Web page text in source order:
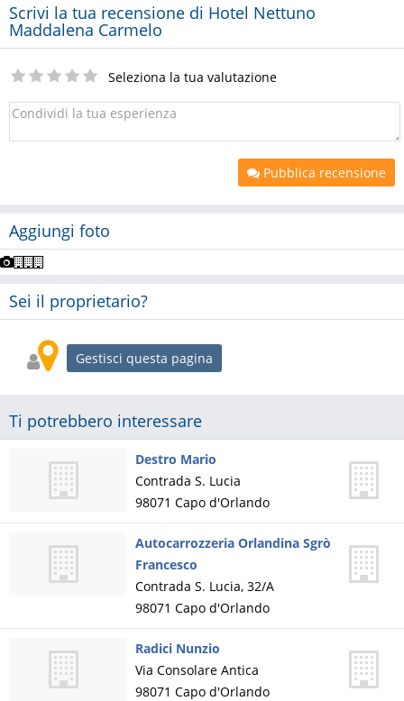
Scrivi la tua recensione di Hotel Nettuno
Maddalena Carmelo
Seleziona la tua valutazione
Pubblica recensione
Aggiungi foto
Sei il proprietario?
Gestisci questa pagina
Ti potrebbero interessare
Destro Mario
Contrada S. Lucia
98071 Capo d'Orlando
Autocarrozzeria Orlandina Sgrò
Francesco
Contrada S. Lucia, 32/A
98071 Capo d'Orlando
Radici Nunzio
Via Consolare Antica
98071 Capo d'Orlando